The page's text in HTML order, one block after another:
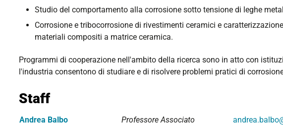
Studio del comportamento alla corrosione sotto tensione di leghe
Corrosione e tribocorrosione di rivestimenti ceramici e
materiali compositi a matrice ceramica.
Programmi di cooperazione nell'ambito della ricerca sono in atto con
l'industria consentono di studiare e di risolvere problemi pratici di
Staff
Andrea Balbo Professore Associato